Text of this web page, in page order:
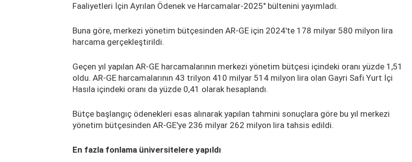
Faaliyetleri İçin Ayrılan Ödenek ve Harcamalar-2025" bültenini yayımladı.
Buna göre, merkezi yönetim bütçesinden AR-GE için 2024'te 178 milyar 580 milyon lira
harcama gerçekleştirildi.
Geçen yıl yapılan AR-GE harcamalarının merkezi yönetim bütçesi içindeki oranı yüzde 1,51
oldu. AR-GE harcamalarının 43 trilyon 410 milyar 514 milyon lira olan Gayri Safi Yurt İçi
Hasıla içindeki oranı da yüzde 0,41 olarak hesaplandı.
Bütçe başlangıç ödenekleri esas alınarak yapılan tahmini sonuçlara göre bu yıl merkezi
yönetim bütçesinden AR-GE'ye 236 milyar 262 milyon lira tahsis edildi.
En fazla fonlama üniversitelere yapıldı